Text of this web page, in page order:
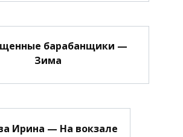
барабанщики —
Зима
Ирина — На вокзале